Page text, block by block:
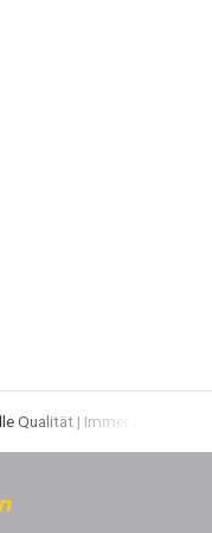
Qualität | Immer zuverlässig